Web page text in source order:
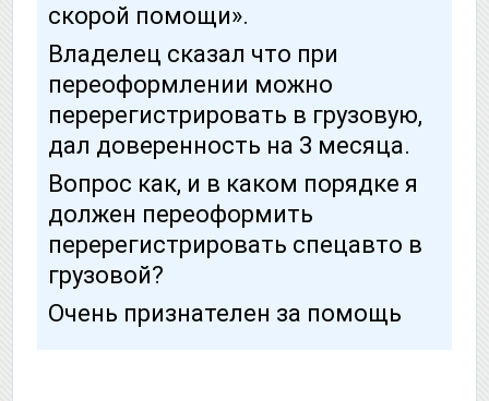
скорой помощи».
Владелец сказал что при
переоформлении можно
перерегистрировать в грузовую,
дал доверенность на 3 месяца.
Вопрос как, и в каком порядке я
должен переоформить
перерегистрировать спецавто в
грузовой?
Очень признателен за помощь